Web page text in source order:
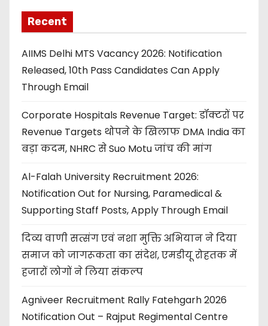
Recent
AIIMS Delhi MTS Vacancy 2026: Notification
Released, 10th Pass Candidates Can Apply
Through Email
Corporate Hospitals Revenue Target: डॉक्टरों पर
Revenue Targets थोपने के खिलाफ DMA India का
बड़ा कदम, NHRC से Suo Motu जांच की मांग
Al-Falah University Recruitment 2026:
Notification Out for Nursing, Paramedical &
Supporting Staff Posts, Apply Through Email
दिव्य वाणी सत्संग एवं नशा मुक्ति अभियान ने दिया
समाज को जागरूकता का संदेश, एमडीयू रोहतक में
हजारों लोगों ने लिया संकल्प
Agniveer Recruitment Rally Fatehgarh 2026
Notification Out – Rajput Regimental Centre